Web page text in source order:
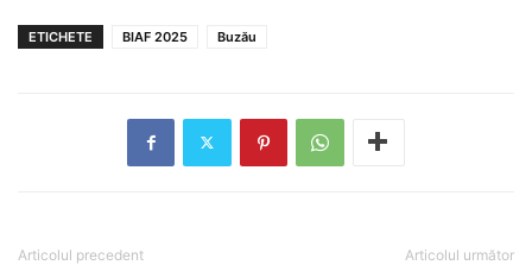
ETICHETE BIAF 2025 Buzău
Articolul precedent Articolul următor